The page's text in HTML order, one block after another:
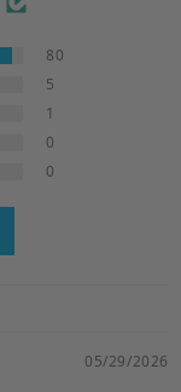
80
5
1
0
0
05/29/2026